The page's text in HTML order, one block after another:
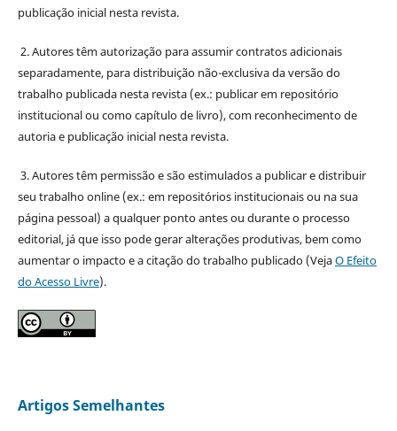
publicação inicial nesta revista.
2. Autores têm autorização para assumir contratos adicionais
separadamente, para distribuição não-exclusiva da versão do
trabalho publicada nesta revista (ex.: publicar em repositório
institucional ou como capítulo de livro), com reconhecimento de
autoria e publicação inicial nesta revista.
3. Autores têm permissão e são estimulados a publicar e distribuir
seu trabalho online (ex.: em repositórios institucionais ou na sua
página pessoal) a qualquer ponto antes ou durante o processo
editorial, já que isso pode gerar alterações produtivas, bem como
aumentar o impacto e a citação do trabalho publicado (VejaO Efeito
do Acesso Livre).
Artigos Semelhantes